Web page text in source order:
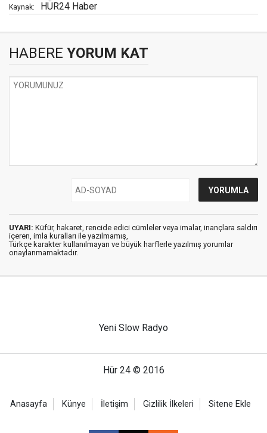
Kaynak: HÜR24 Haber
HABERE YORUM KAT
UYARI: Küfür, hakaret, rencide edici cümleler veya imalar, inançlara saldırı
içeren, imla kuralları ile yazılmamış,
Türkçe karakter kullanılmayan ve büyük harflerle yazılmış yorumlar
onaylanmamaktadır.
Yeni Slow Radyo
Hür 24 © 2016
Anasayfa Künye İletişim Gizlilik İlkeleri Sitene Ekle